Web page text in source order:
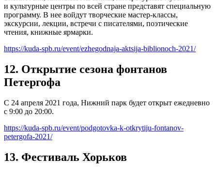
и культурные центры по всей стране представят специальную
программу. В нее войдут творческие мастер-классы,
экскурсии, лекции, встречи с писателями, поэтические
чтения, книжные ярмарки.
https://kuda-spb.ru/event/ezhegodnaja-aktsija-biblionoch-2021/
12. Открытие сезона фонтанов
Петергофа
С 24 апреля 2021 года, Нижний парк будет открыт ежедневно
с 9:00 до 20:00.
https://kuda-spb.ru/event/podgotovka-k-otkrytiju-fontanov-
petergofa-2021/
13. Фестиваль Хорьков